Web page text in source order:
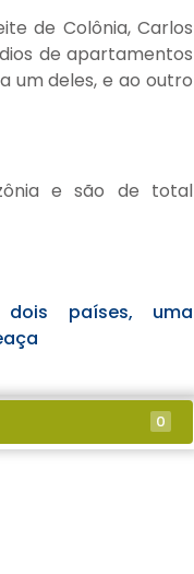
de Colônia, Carlos
de apartamentos
um deles, e ao outro
e são de total
países, uma
0